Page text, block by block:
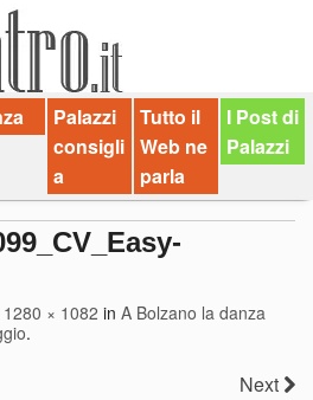
Palazzi
consigli
a
Tutto il
Web ne
parla
I Post di
Palazzi
1280 × 1082 in A Bolzano la danza
.
Next